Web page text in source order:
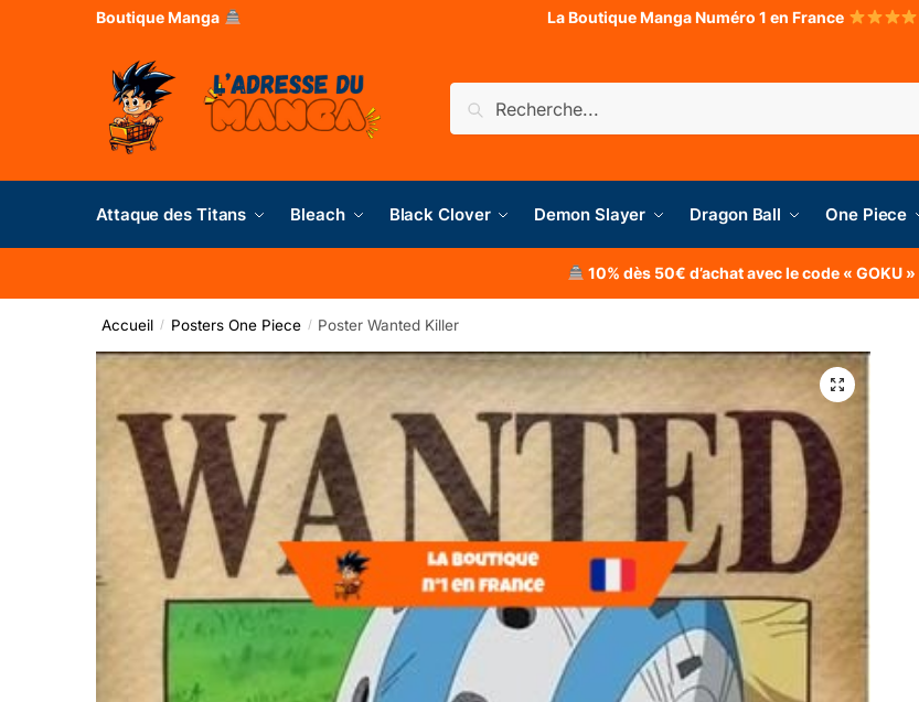
Boutique Manga La Boutique Manga Numéro 1 en France
Attaque des Titans Bleach Black Clover Demon Slayer Dragon Ball One Piece
10% dès 50€ d’achat avec le code « GOKU »
Accueil / Posters One Piece / Poster Wanted Killer